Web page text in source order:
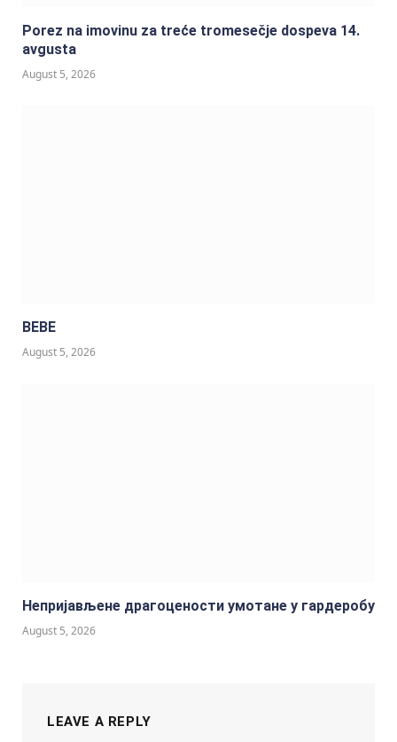
Porez na imovinu za treće tromesečje dospeva 14.
avgusta
August 5, 2026
BEBE
August 5, 2026
Непријављене драгоцености умотане у гардеробу
August 5, 2026
LEAVE A REPLY